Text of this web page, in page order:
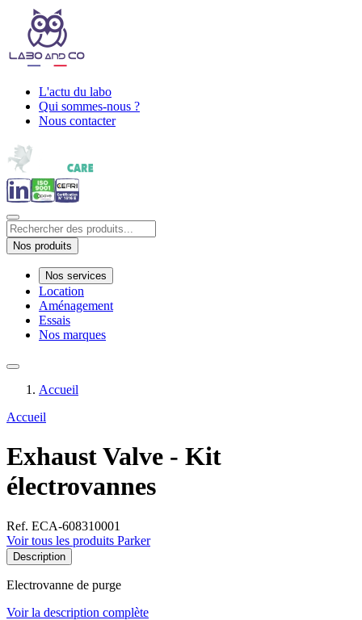
L'actu du labo
Qui sommes-nous ?
Nous contacter
Nos produits
Nos services
Location
Aménagement
Essais
Nos marques
Accueil
Accueil
Exhaust Valve - Kit
électrovannes
Ref. ECA-608310001
Voir tous les produits Parker
Description
Electrovanne de purge
Voir la description complète